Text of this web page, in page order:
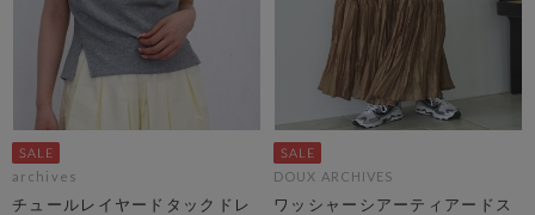
archives
チュールレイヤードタックドレ
DOUX ARCHIVES
ワッシャーシアーティアードス